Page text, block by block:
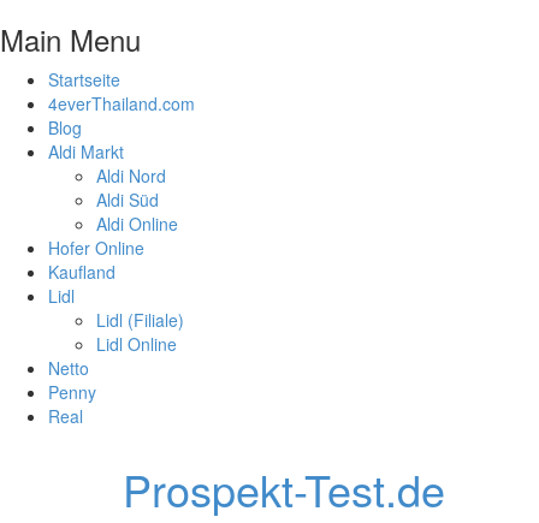
Main Menu
Startseite
4everThailand.com
Blog
Aldi Markt
Aldi Nord
Aldi Süd
Aldi Online
Hofer Online
Kaufland
Lidl
Lidl (Filiale)
Lidl Online
Netto
Penny
Real
Prospekt-Test.de